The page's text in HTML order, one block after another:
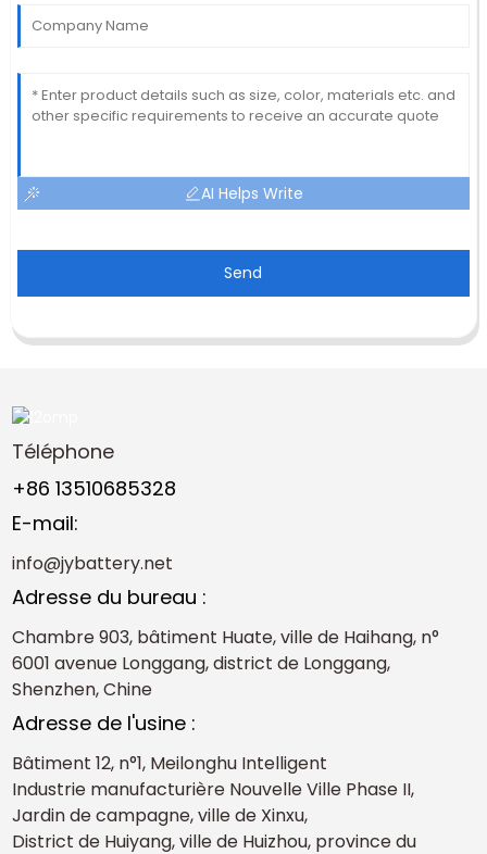
AI Helps Write
Send
Téléphone
+86 13510685328
E-mail:
info@jybattery.net
Adresse du bureau :
Chambre 903, bâtiment Huate, ville de Haihang, n°
6001 avenue Longgang, district de Longgang,
Shenzhen, Chine
Adresse de l'usine :
Bâtiment 12, n°1, Meilonghu Intelligent
Industrie manufacturière Nouvelle Ville Phase II,
Jardin de campagne, ville de Xinxu,
District de Huiyang, ville de Huizhou, province du